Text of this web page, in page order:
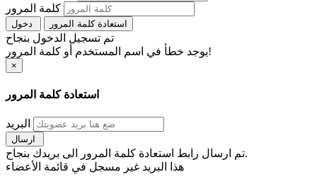
كلمة المرور
استعادة كلمة المرور
تم تسجيل الدخول بنجاح
يوجد خطأ في اسم المستخدم أو كلمة المرور!
×
استعادة كلمة المرور
البريد
تم ارسال رابط استعادة كلمة المرور الى بريدك بنجاح.
هذا البريد غير مسجل في قائمة الأعضاء